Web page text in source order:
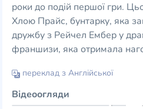
роки до подій першої гри.
Хлою Прайс, бунтарку, яка
дружбу з Рейчел Ембер у
франшизи, яка отримала
переклад з Англійської
Відеоогляди